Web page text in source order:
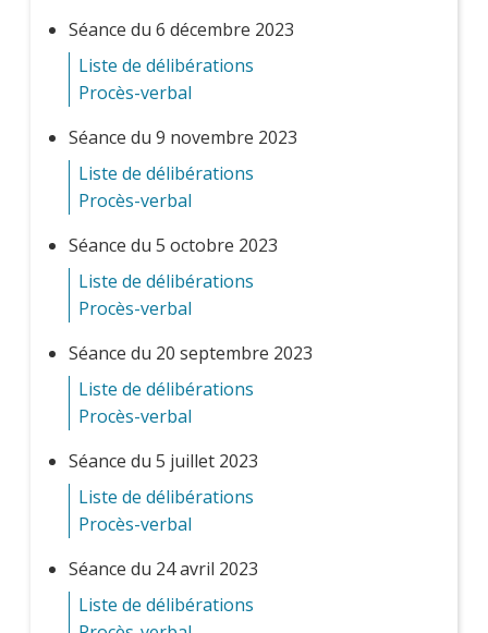
Séance du 6 décembre 2023
Liste de délibérations
Procès-verbal
Séance du 9 novembre 2023
Liste de délibérations
Procès-verbal
Séance du 5 octobre 2023
Liste de délibérations
Procès-verbal
Séance du 20 septembre 2023
Liste de délibérations
Procès-verbal
Séance du 5 juillet 2023
Liste de délibérations
Procès-verbal
Séance du 24 avril 2023
Liste de délibérations